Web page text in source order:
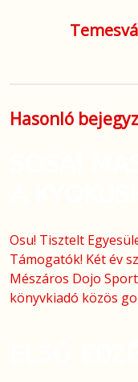
Hasonló
Osu! Tisztelt
Támogatók! Két év
Mészáros Dojo
könyvkiadó közös